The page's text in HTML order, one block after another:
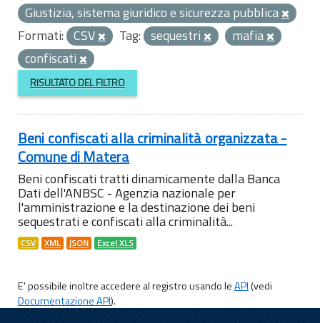
Giustizia, sistema giuridico e sicurezza pubblica
Formati: CSV Tag: sequestri
mafia
confiscati
RISULTATO DEL FILTRO
Beni confiscati alla criminalità organizzata -
Comune di Matera
Beni confiscati tratti dinamicamente dalla Banca
Dati dell'ANBSC - Agenzia nazionale per
l'amministrazione e la destinazione dei beni
sequestrati e confiscati alla criminalità...
CSV XML JSON Excel XLS
E' possibile inoltre accedere al registro usando leAPI(vedi
Documentazione API).